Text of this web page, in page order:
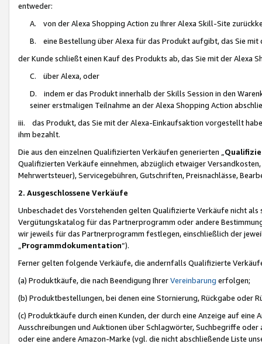
entweder:
A. von der Alexa Shopping Action zu Ihrer Alexa Skill-Site
B. eine Bestellung über Alexa für das Produkt aufgibt, das Sie mit
der Kunde schließt einen Kauf des Produkts ab, das Sie mit der Alexa
C. über Alexa, oder
D. indem er das Produkt innerhalb der Skills Session in den
seiner erstmaligen Teilnahme an der Alexa Shopping Action
iii. das Produkt, das Sie mit der Alexa-Einkaufsaktion vorgestellt
ihm bezahlt.
Die aus den einzelnen Qualifizierten Verkäufen generierten „
Qualifizierten Verkäufe einnehmen, abzüglich etwaiger
Mehrwertsteuer), Servicegebühren, Gutschriften, Preisnachlässe,
2. Ausgeschlossene Verkäufe
Unbeschadet des Vorstehenden gelten Qualifizierte Verkäufe nicht
Vergütungskatalog für das Partnerprogramm oder andere
wir jeweils für das Partnerprogramm festlegen, einschließlich der
Programmdokumentation“).
Ferner gelten folgende Verkäufe, die andernfalls Qualifizierte
(a) Produktkäufe, die nach Beendigung IhrerVereinbarung erfolgen;
(b) Produktbestellungen, bei denen eine Stornierung, Rückgabe oder
(c) Produktkäufe durch einen Kunden, der durch eine Anzeige auf
Ausschreibungen und Auktionen über Schlagwörter, Suchbegriffe
oder eine andere Amazon-Marke (vgl. die nicht abschließende Liste